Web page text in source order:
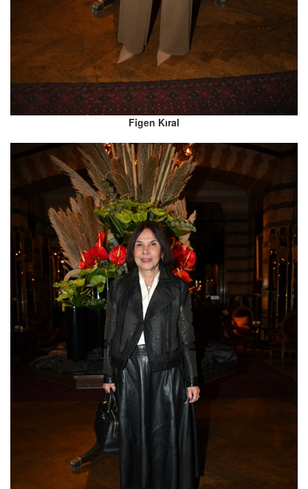
Figen Kıral